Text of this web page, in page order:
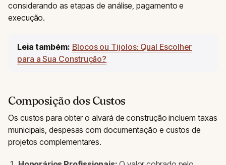
considerando as etapas de análise, pagamento e
execução.
Leia também: Blocos ou Tijolos: Qual Escolher
para a Sua Construção?
Composição dos Custos
Os custos para obter o alvará de construção incluem taxas
municipais, despesas com documentação e custos de
projetos complementares.